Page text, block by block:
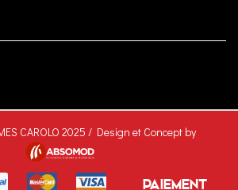
CAROLO 2025 / Design et Concept by
PAIEMENT